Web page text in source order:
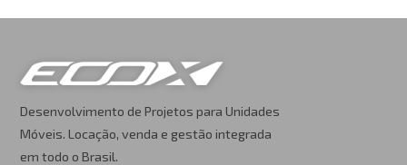
Desenvolvimento de Projetos para Unidades
Móveis. Locação, venda e gestão integrada
em todo o Brasil.